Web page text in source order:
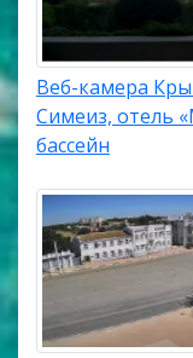
Веб-камера
Симеиз, отель
бассейн